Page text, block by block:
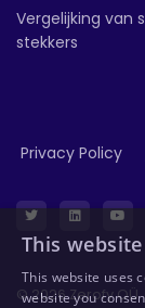
Vergelijking van
stekkers
Privacy Policy
© 2026 Zerofy OÜ
This
This website uses
website you